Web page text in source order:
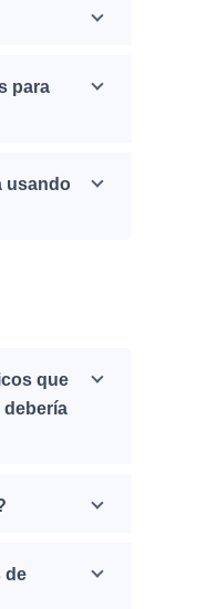
para
usando
que
debería
de